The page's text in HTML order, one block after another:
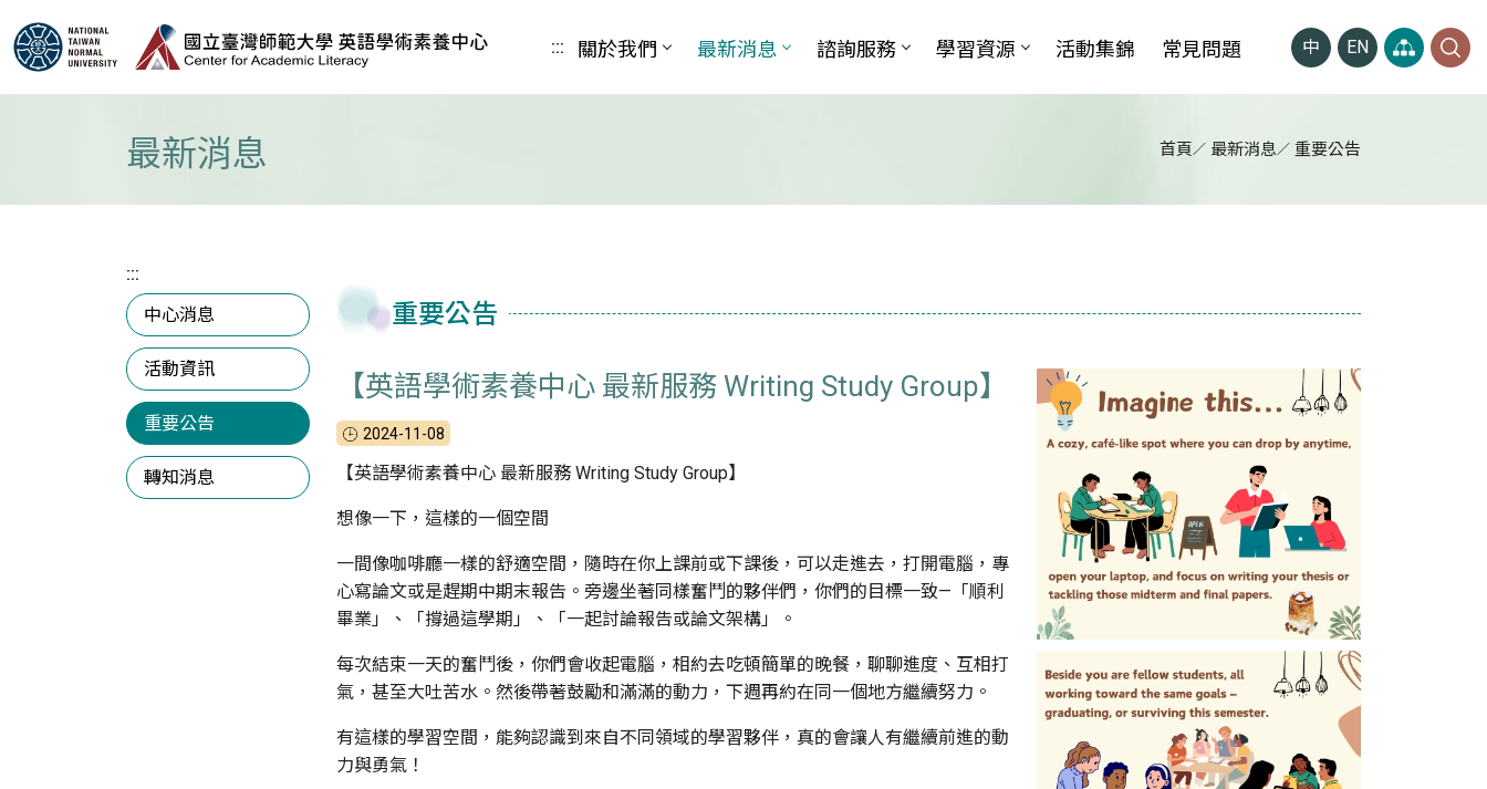
跳到主要內容區塊
:::
關於我們 最新消息 諮詢服務 學習資源 活動集錦 常見問題 中 EN
最新消息 首頁 最新消息 重要公告
:::
中心消息
活動資訊
重要公告
轉知消息
重要公告
【英語學術素養中心 最新服務 Writing Study Group】
2024-11-08
【英語學術素養中心 最新服務 Writing Study Group】
想像一下，這樣的一個空間
一間像咖啡廳一樣的舒適空間，隨時在你上課前或下課後，可以走進去，打開電腦，專
心寫論文或是趕期中期末報告。旁邊坐著同樣奮鬥的夥伴們，你們的目標一致—「順利
畢業」、「撐過這學期」、「一起討論報告或論文架構」。
每次結束一天的奮鬥後，你們會收起電腦，相約去吃頓簡單的晚餐，聊聊進度、互相打
氣，甚至大吐苦水。然後帶著鼓勵和滿滿的動力，下週再約在同一個地方繼續努力。
有這樣的學習空間，能夠認識到來自不同領域的學習夥伴，真的會讓人有繼續前進的動
力與勇氣！